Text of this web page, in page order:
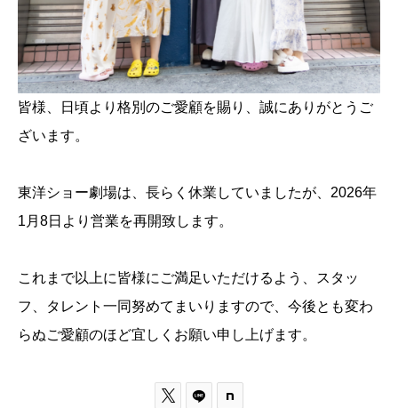
皆様、日頃より格別のご愛顧を賜り、誠にありがとうご
ざいます。
東洋ショー劇場は、長らく休業していましたが、2026年
1月8日より営業を再開致します。
これまで以上に皆様にご満足いただけるよう、スタッ
フ、タレント一同努めてまいりますので、今後とも変わ
らぬご愛顧のほど宜しくお願い申し上げます。
